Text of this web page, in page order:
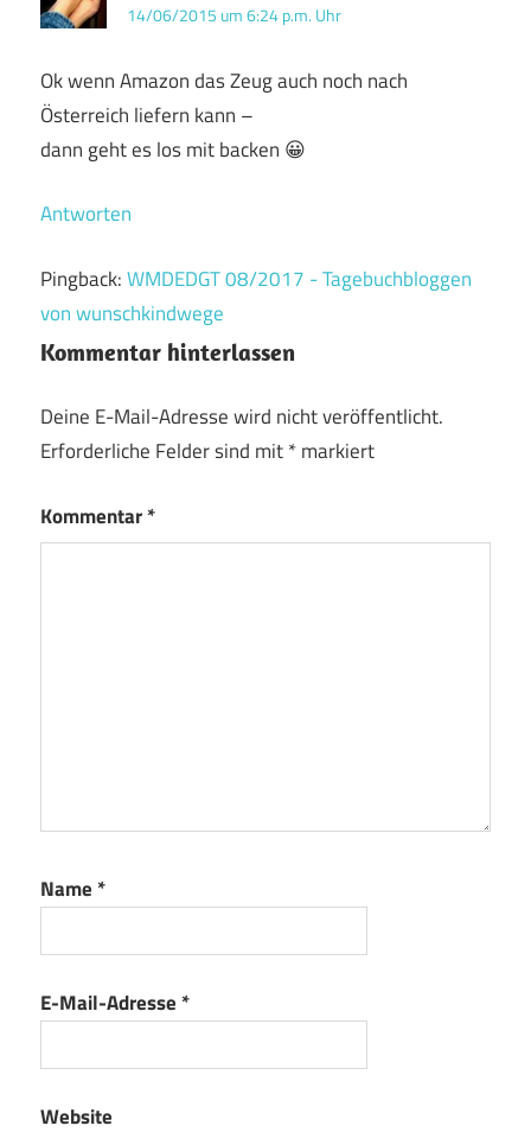
14/06/2015 um 6:24 p.m. Uhr
Ok wenn Amazon das Zeug auch noch nach
Österreich liefern kann –
dann geht es los mit backen 😀
Antworten
Pingback:WMDEDGT 08/2017 - Tagebuchbloggen
von wunschkindwege
Kommentar hinterlassen
Deine E-Mail-Adresse wird nicht veröffentlicht.
Erforderliche Felder sind mit*markiert
Kommentar*
Name *
E-Mail-Adresse *
Website